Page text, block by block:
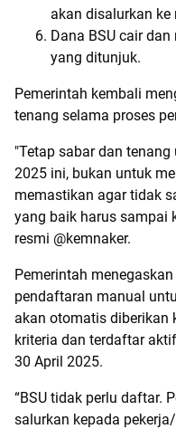
akan disalurkan ke
Dana BSU cair
yang ditunjuk.
Pemerintah kembali
tenang selama proses
"Tetap sabar dan
2025 ini, bukan untuk
memastikan agar tidak
yang baik harus sampai
resmi @kemnaker.
Pemerintah
pendaftaran manual
akan otomatis diberikan
kriteria dan terdaftar
30 April 2025.
“BSU tidak perlu daftar.
salurkan kepada